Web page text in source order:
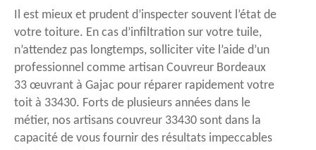
Il est mieux et prudent d’inspecter souvent l’état de
votre toiture. En cas d’infiltration sur votre tuile,
n’attendez pas longtemps, solliciter vite l’aide d’un
professionnel comme artisan Couvreur Bordeaux
33 œuvrant à Gajac pour réparer rapidement votre
toit à 33430. Forts de plusieurs années dans le
métier, nos artisans couvreur 33430 sont dans la
capacité de vous fournir des résultats impeccables